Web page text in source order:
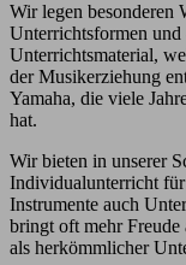
Wir legen besonderen
Unterrichtsformen und
Unterrichtsmaterial,
der Musikerziehung
Yamaha, die viele
hat.
Wir bieten in unserer
Individualunterricht
Instrumente auch
bringt oft mehr
als herkömmlicher